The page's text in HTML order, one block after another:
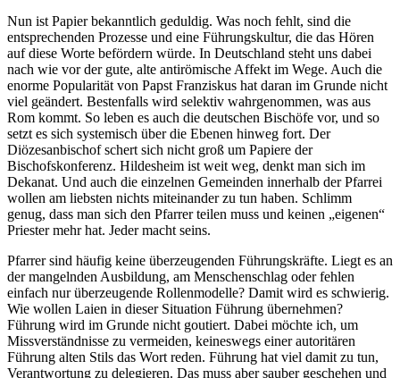
Nun ist Papier bekanntlich geduldig. Was noch fehlt, sind die
entsprechenden Prozesse und eine Führungskultur, die das Hören
auf diese Worte befördern würde. In Deutschland steht uns dabei
nach wie vor der gute, alte antirömische Affekt im Wege. Auch die
enorme Popularität von Papst Franziskus hat daran im Grunde nicht
viel geändert. Bestenfalls wird selektiv wahrgenommen, was aus
Rom kommt. So leben es auch die deutschen Bischöfe vor, und so
setzt es sich systemisch über die Ebenen hinweg fort. Der
Diözesanbischof schert sich nicht groß um Papiere der
Bischofskonferenz. Hildesheim ist weit weg, denkt man sich im
Dekanat. Und auch die einzelnen Gemeinden innerhalb der Pfarrei
wollen am liebsten nichts miteinander zu tun haben. Schlimm
genug, dass man sich den Pfarrer teilen muss und keinen „eigenen“
Priester mehr hat. Jeder macht seins.
Pfarrer sind häufig keine überzeugenden Führungskräfte. Liegt es an
der mangelnden Ausbildung, am Menschenschlag oder fehlen
einfach nur überzeugende Rollenmodelle? Damit wird es schwierig.
Wie wollen Laien in dieser Situation Führung übernehmen?
Führung wird im Grunde nicht goutiert. Dabei möchte ich, um
Missverständnisse zu vermeiden, keineswegs einer autoritären
Führung alten Stils das Wort reden. Führung hat viel damit zu tun,
Verantwortung zu delegieren. Das muss aber sauber geschehen und